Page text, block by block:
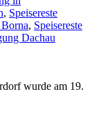
, Speisereste
, Speisereste
Dachau
wurde am 19.